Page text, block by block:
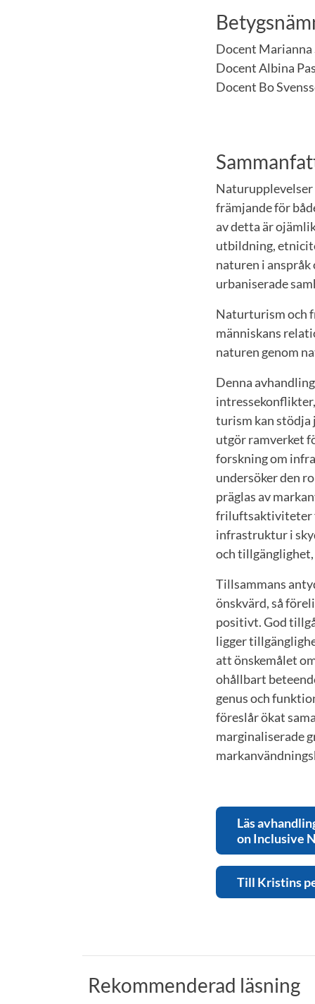
Docent
Docent Albina
Docent Bo
Naturupplevelser
främjande för
av detta är
utbildning,
naturen i
urbaniserade
Naturturism och
människans
naturen genom
Denna
turism kan
utgör ramverket
forskning om
undersöker den
präglas av
friluftsaktiviteter
infrastruktur i
och
Tillsammans
önskvärd, så
positivt. God
ligger
att önskemålet
ohållbart
genus och
föreslår ökat
marginaliserade
Läs
on Inclusive
Till Kristins
Rekommenderad läsning